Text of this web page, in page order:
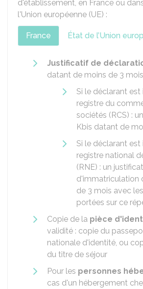
d'établissement, en France ou
l'Union européenne (UE) :
France État de l’Union
Justificatif de
datant de moins de 3
Si le déclarant
registre du
sociétés (RCS) :
Kbis datant de
Si le déclarant
registre national
(RNE) : un
d'immatriculation
de 3 mois avec
portées sur ce
Copie de la pièce
validité : copie du
nationale d'identité, ou
du titre de séjour
Pour les personnes
cas d'un hébergement